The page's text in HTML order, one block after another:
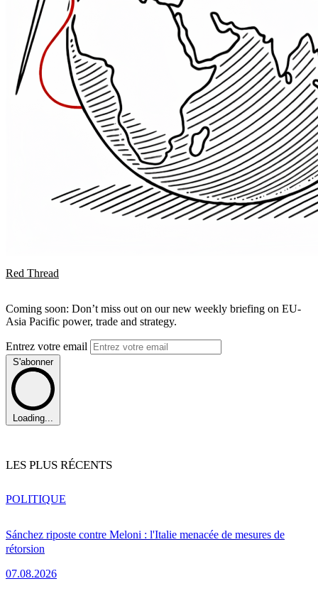
Red Thread
Coming soon: Don’t miss out on our new weekly briefing on EU-
Asia Pacific power, trade and strategy.
Entrez votre email
S'abonner
Loading...
LES PLUS RÉCENTS
Sánchez riposte contre Meloni : l'Italie menacée de mesures de
rétorsion
07.08.2026
POLITIQUE